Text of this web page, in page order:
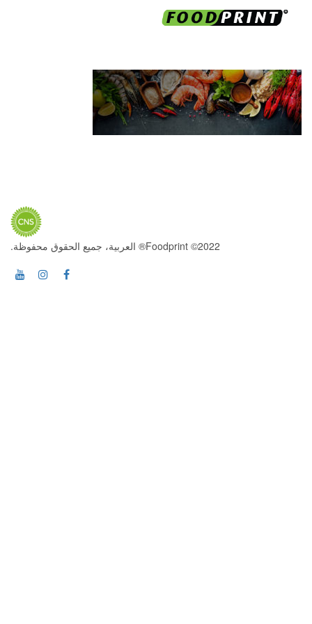
2022© Foodprint® العربية، جميع الحقوق محفوظة.